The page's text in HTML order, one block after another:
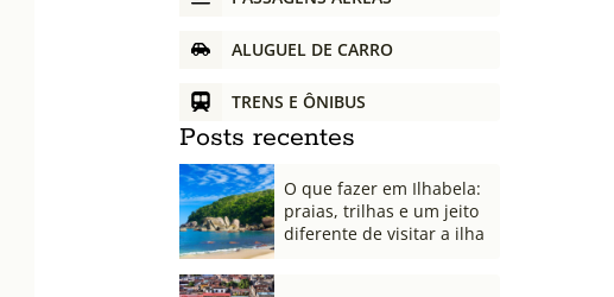
ALUGUEL DE CARRO
TRENS E ÔNIBUS
Posts recentes
O que fazer em Ilhabela:
praias, trilhas e um jeito
diferente de visitar a ilha